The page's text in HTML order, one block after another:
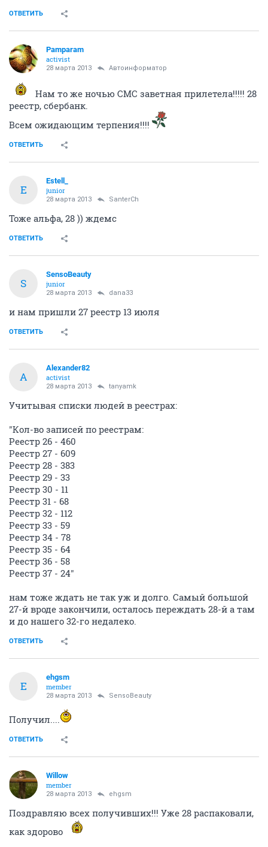
ОТВЕТИТЬ
Pamparam
activist
28 марта 2013 Автоинформатор
Нам то же ночью СМС заветная прилетела!!!!! 28
реестр, сбербанк.
Всем ожидающим терпения!!!!
ОТВЕТИТЬ
E
Estell_
junior
28 марта 2013 SanterCh
Тоже альфа, 28 )) ждемс
ОТВЕТИТЬ
S
SensoBeauty
junior
28 марта 2013 dana33
и нам пришли 27 реестр 13 июля
ОТВЕТИТЬ
A
Alexander82
activist
28 марта 2013 tanyamk
Учитывая списки людей в реестрах:
"Кол-во записей по реестрам:
Реестр 26 - 460
Реестр 27 - 609
Реестр 28 - 383
Реестр 29 - 33
Реестр 30 - 11
Реестр 31 - 68
Реестр 32 - 112
Реестр 33 - 59
Реестр 34 - 78
Реестр 35 - 64
Реестр 36 - 58
Реестр 37 - 24"
нам тоже ждать не так уж и долго. Самый большой
27-й вроде закончили, осталось переждать 28-й а там
и до нашего 32-го недалеко.
ОТВЕТИТЬ
E
ehgsm
member
28 марта 2013 SensoBeauty
Получил....
ОТВЕТИТЬ
Willow
member
28 марта 2013 ehgsm
Поздравляю всех получивших!!! Уже 28 распаковали,
как здорово